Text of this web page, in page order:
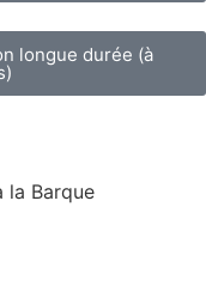
longue durée (à
la Barque